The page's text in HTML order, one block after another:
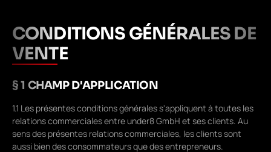
CONDITIONS GÉNÉRALES DE
VENTE
§ 1 CHAMP D'APPLICATION
1.1 Les présentes conditions générales s'appliquent à toutes les
relations commerciales entre under8 GmbH et ses clients. Au
sens des présentes relations commerciales, les clients sont
aussi bien des consommateurs que des entrepreneurs.